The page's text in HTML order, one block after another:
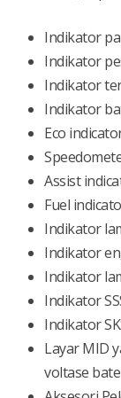
Indikator
Indikator
Indikator
Indikator
Eco
Assist
Fuel
Indikator
Indikator
Indikator
Indikator
Indikator
Layar MID
voltase